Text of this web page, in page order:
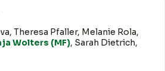
Theresa Pfaller, Melanie Rola,
Wolters (MF), Sarah Dietrich,